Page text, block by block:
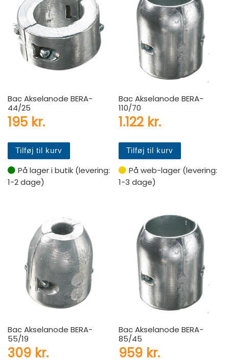
Bac Akselanode BERA-
44/25
195 kr.
Tilføj til kurv
På lager i butik (levering:
1-2 dage)
Bac Akselanode BERA-
110/70
1.122 kr.
Tilføj til kurv
På web-lager (levering:
1-3 dage)
Bac Akselanode BERA-
55/19
309 kr.
Bac Akselanode BERA-
85/45
959 kr.